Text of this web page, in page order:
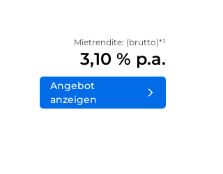
Mietrendite: (brutto)*¹
3,10 % p.a.
Angebot
anzeigen